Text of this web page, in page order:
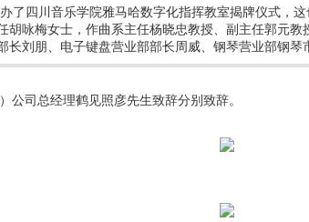
了四川音乐学院雅马哈数字化指挥教室揭牌仪式，
咏梅女士，作曲系主任杨晓忠教授、副主任郭元
刘朋、电子键盘营业部部长周威、钢琴营业部钢琴
司总经理鹤见照彦先生致辞分别致辞。